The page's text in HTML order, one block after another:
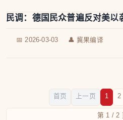
民调：德国民众普遍反对美以
📅 2026-03-03 👤 冀果编译
首页 上一页 1 2
第 1 / 2